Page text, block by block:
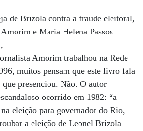
de Brizola contra a fraude eleitoral,
e Maria Helena Passos
Amorim trabalhou na Rede
muitos pensam que este livro fala
que presenciou. Não. O autor
ocorrido em 1982: “a
eleição para governador do Rio,
a eleição de Leonel Brizola